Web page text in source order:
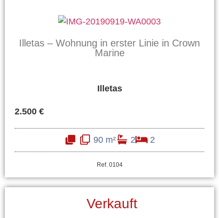
Illetas – Wohnung in erster Linie in Crown
Marine
Illetas
2.500 €
90 m² 2 2
Ref. 0104
Verkauft